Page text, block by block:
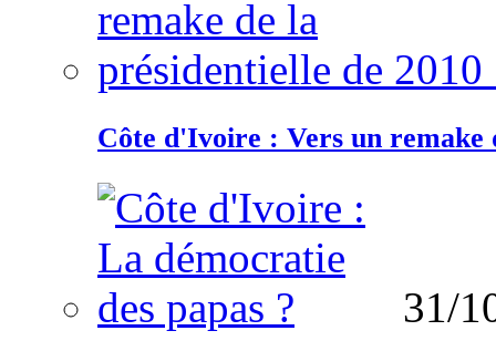
Côte d'Ivoire : Vers un remake
31/